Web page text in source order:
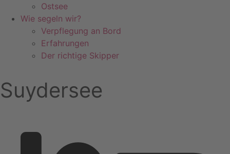
Ostsee
Wie segeln wir?
Verpflegung an Bord
Erfahrungen
Der richtige Skipper
Suydersee